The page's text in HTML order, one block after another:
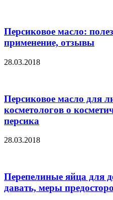
Персиковое масло:
применение, отзывы
28.03.2018
Персиковое масло для
косметологов о
персика
28.03.2018
Перепелиные яйца для
давать, меры